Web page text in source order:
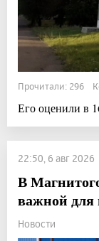
Прочитали: 296
Его оценили в
22:50, 6 авг 2026
В
важной для
Новости